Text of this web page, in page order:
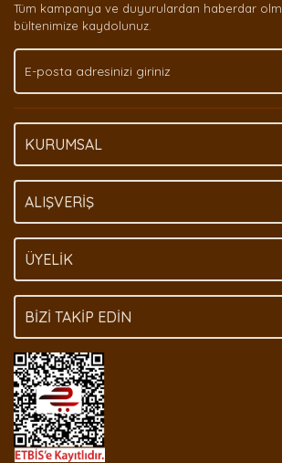
Tüm kampanya ve duyurulardan haberdar
bültenimize kaydolunuz.
KURUMSAL
ALIŞVERİŞ
ÜYELİK
BİZİ TAKİP EDİN